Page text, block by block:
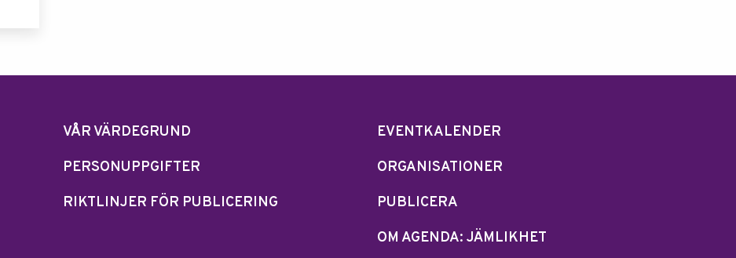
VÅR VÄRDEGRUND
PERSONUPPGIFTER
RIKTLINJER FÖR PUBLICERING
EVENTKALENDER
ORGANISATIONER
PUBLICERA
OM AGENDA: JÄMLIKHET